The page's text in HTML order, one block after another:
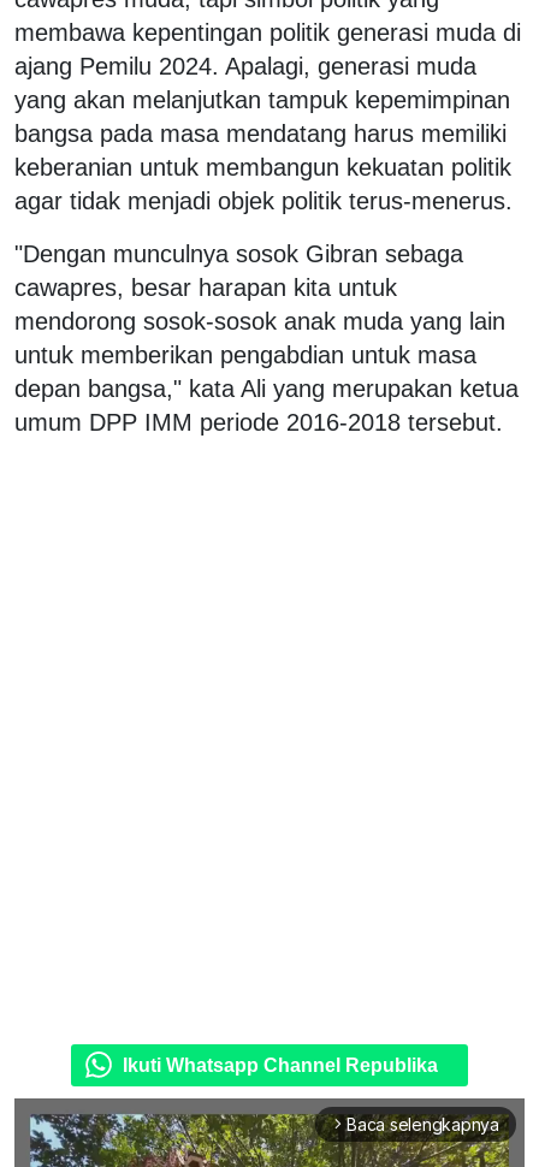
membawa kepentingan politik generasi muda di
ajang Pemilu 2024. Apalagi, generasi muda
yang akan melanjutkan tampuk kepemimpinan
bangsa pada masa mendatang harus memiliki
keberanian untuk membangun kekuatan politik
agar tidak menjadi objek politik terus-menerus.
"Dengan munculnya sosok Gibran sebaga
cawapres, besar harapan kita untuk
mendorong sosok-sosok anak muda yang lain
untuk memberikan pengabdian untuk masa
depan bangsa," kata Ali yang merupakan ketua
umum DPP IMM periode 2016-2018 tersebut.
Ikuti Whatsapp Channel Republika
arrow_forward_ios Baca selengkapnya